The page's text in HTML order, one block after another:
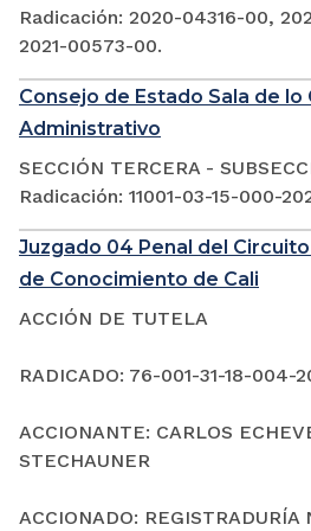
Radicación: 2020-04316-00,
2021-00573-00.
Consejo de Estado Sala de
Administrativo
SECCIÓN TERCERA -
Radicación: 11001-03-15-000-
Juzgado 04 Penal del
de Conocimiento de Cali
ACCIÓN DE TUTELA
RADICADO: 76-001-31-18-004-
ACCIONANTE: CARLOS
STECHAUNER
ACCIONADO: REGISTRADURÍA